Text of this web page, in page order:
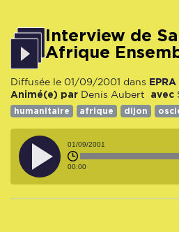
interview de Samir de l’asso
Afrique
Diffusée le 01/09/2001 dans EPRA
Animé(e) par Denis Aubert avec
humanitaire afrique dijon
01/09/2001
00:00